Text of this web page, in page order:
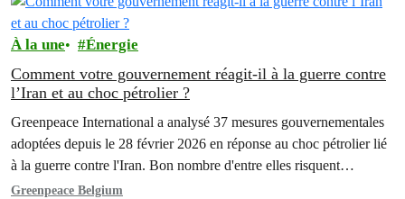
À la une Énergie
Comment votre gouvernement réagit-il à la guerre contre
l’Iran et au choc pétrolier ?
Greenpeace International a analysé 37 mesures gouvernementales
adoptées depuis le 28 février 2026 en réponse au choc pétrolier lié
à la guerre contre l'Iran. Bon nombre d'entre elles risquent
d'aggraver la dépendance aux énergies fossiles qui est à l'origine de
Greenpeace Belgium